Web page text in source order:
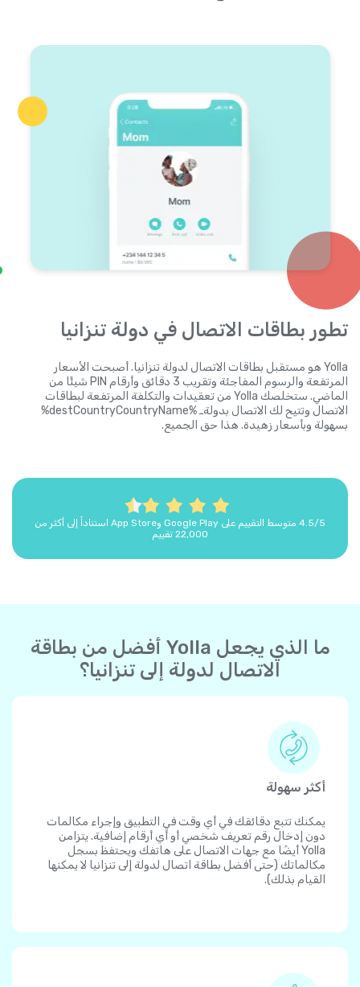
تطور بطاقات الاتصال في دولة تنزانيا
Yolla هو مستقبل بطاقات الاتصال لدولة تنزانيا. أصبحت الأسعار
المرتفعة والرسوم المفاجئة وتقريب 3 دقائق وأرقام PIN شيئًا من
الماضي. ستخلصك Yolla من تعقيدات والتكلفة المرتفعة لبطاقات
الاتصال وتتيح لك الاتصال بدولةـ %destCountryCountryName%
بسهولة وبأسعار زهيدة. هذا حق الجميع.
4.5/5 متوسط التقييم على Google Play وApp Store استناداً إلى أكثر من
22,000 تقييم
ما الذي يجعل Yolla أفضل من بطاقة
الاتصال لدولة إلى تنزانيا؟
أكثر سهولة
يمكنك تتبع دقائقك في أي وقت في التطبيق وإجراء مكالمات
دون إدخال رقم تعريف شخصي أو أي أرقام إضافية. يتزامن
Yolla أيضًا مع جهات الاتصال على هاتفك ويحتفظ بسجل
مكالماتك (حتى أفضل بطاقة اتصال لدولة إلى تنزانيا لا يمكنها
القيام بذلك).